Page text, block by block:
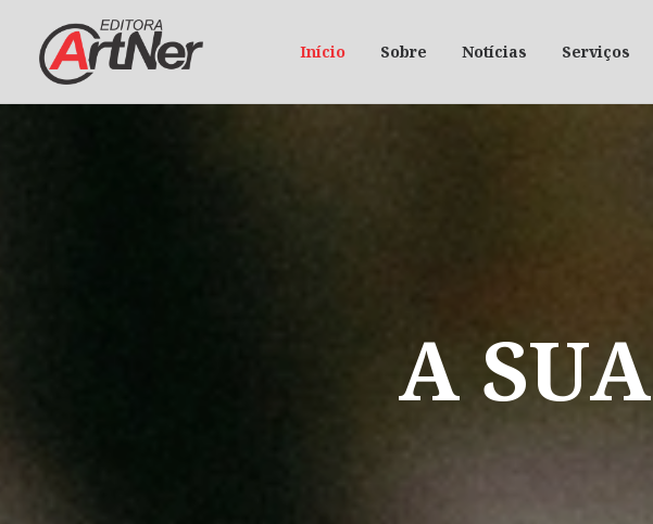
Início Sobre Notícias Serviços
A SUA